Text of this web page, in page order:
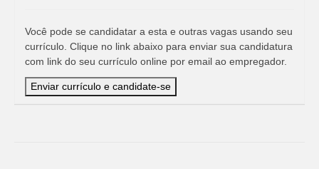
Você pode se candidatar a esta e outras vagas usando seu
currículo. Clique no link abaixo para enviar sua candidatura
com link do seu currículo online por email ao empregador.